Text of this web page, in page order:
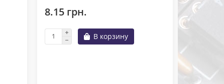
8.15 грн.
В корзину